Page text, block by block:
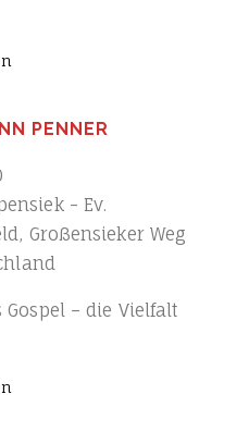
PENNER
- Ev.
Großensieker Weg
– die Vielfalt